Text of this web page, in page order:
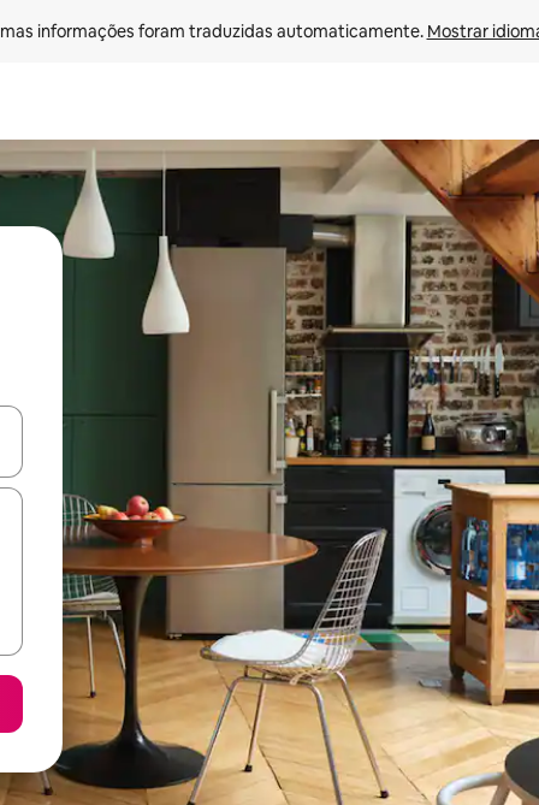
informações foram traduzidas automaticamente. Mostrar
os usando as seta para cima e para baixo do teclado ou tocando